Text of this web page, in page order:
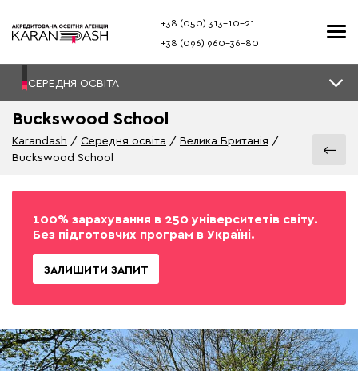
+38 (050) 313–10-21
+38 (096) 960–36-80
СЕРЕДНЯ ОСВІТА
Buckswood School
Karandash Середня освіта
Велика Британія
Buckswood School
100% зарахування в 250 університетів світу.
Без підготовчих програм в Україні.
ЗАЛИШИТИ ЗАПИТ